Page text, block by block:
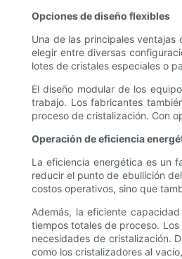
Opciones de diseño flexibles
Una de las principales
elegir entre diversas
lotes de cristales especiales o
El diseño modular de los
trabajo. Los fabricantes
proceso de cristalización. Con
Operación de eficiencia
La eficiencia energética es un
reducir el punto de ebullición
costos operativos, sino que
Además, la eficiente
tiempos totales de proceso.
necesidades de cristalización.
como los cristalizadores al